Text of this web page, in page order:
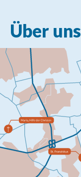
Über uns